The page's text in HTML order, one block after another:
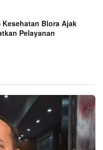
Kesehatan Blora Ajak
Pelayanan